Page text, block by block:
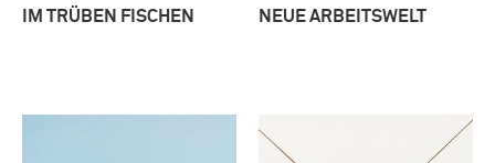
IM TRÜBEN FISCHEN NEUE ARBEITSWELT